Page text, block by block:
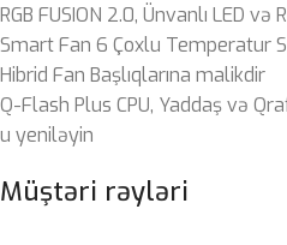
RGB FUSION 2.0, Ünvanlı LED
Smart Fan 6 Çoxlu Temperatur
Hibrid Fan Başlıqlarına malikdir
Q-Flash Plus CPU, Yaddaş və
u yeniləyin
Müştəri rəyləri